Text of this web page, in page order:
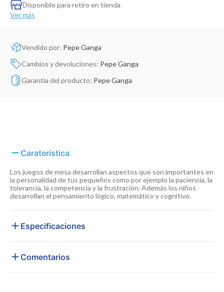
Disponible para retiro en tienda
Ver más
Vendido por: Pepe Ganga
Cambios y devoluciones: Pepe Ganga
Garantía del producto: Pepe Ganga
Caraterística
Los juegos de mesa desarrollan aspectos que son importantes en
la personalidad de tus pequeños como por ejemplo la paciencia, la
tolerancia, la competencia y la frustración. Además los niños
desarrollan el pensamiento lógico, matemático y cognitivo.
Especificaciones
Comentarios
Dinosaurio Juguete